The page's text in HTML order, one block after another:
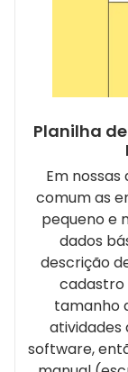
Planilha de
Em
comum as
pequeno e
dados
descrição
cadastro
tamanho
atividades
software,